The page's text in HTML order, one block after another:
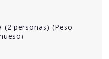
(2 personas) (Peso